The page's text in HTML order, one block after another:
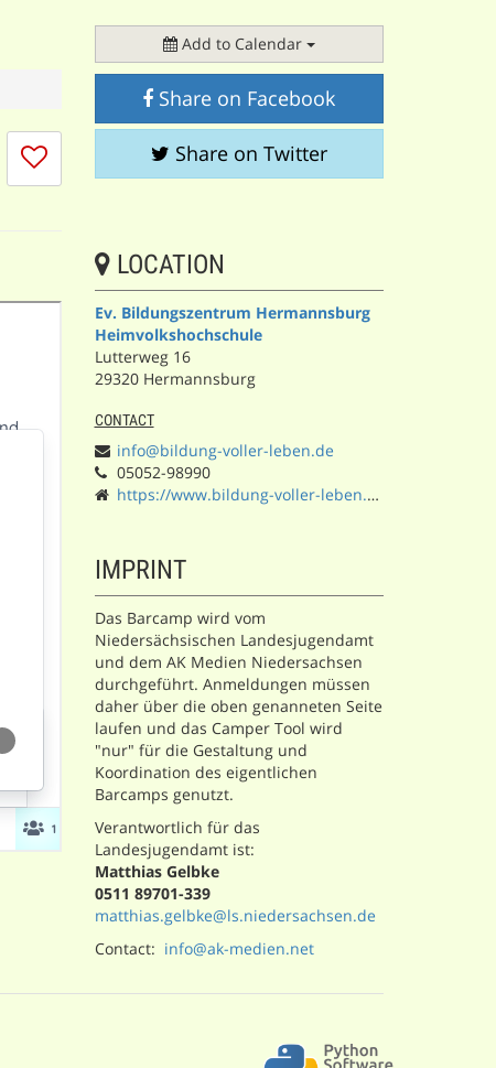
I
don't
session
Add to Calendar
Share on Facebook
Share on Twitter
LOCATION
Ev. Bildungszentrum Hermannsburg
Heimvolkshochschule
Lutterweg 16
29320 Hermannsburg
CONTACT
info@bildung-voller-leben.de
05052-98990
https://www.bildung-voller-leben.de/
IMPRINT
Das Barcamp wird vom
Niedersächsischen Landesjugendamt
und dem AK Medien Niedersachsen
durchgeführt. Anmeldungen müssen
daher über die oben genanneten Seite
laufen und das Camper Tool wird
"nur" für die Gestaltung und
Koordination des eigentlichen
Barcamps genutzt.
Verantwortlich für das
Landesjugendamt ist:
Matthias Gelbke
0511 89701-339
matthias.gelbke@ls.niedersachsen.de
Contact: info@ak-medien.net